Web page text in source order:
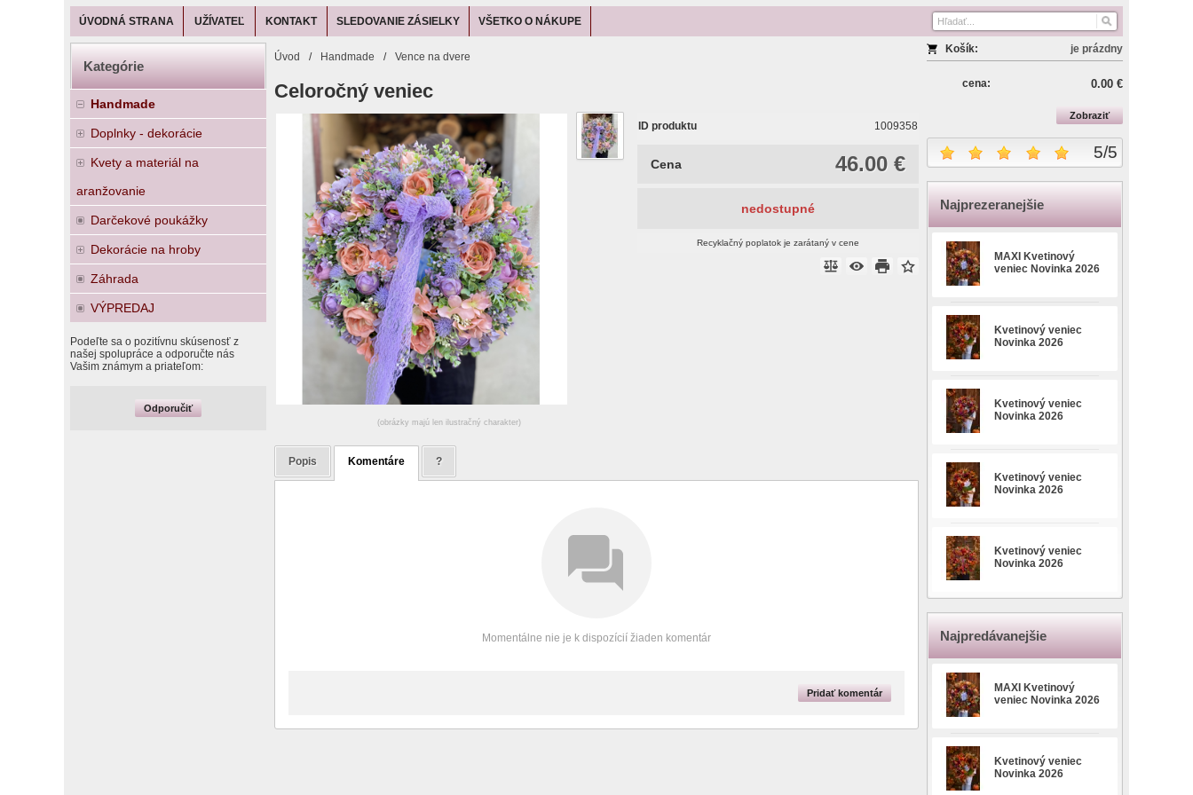
ÚVODNÁ STRANA UŽÍVATEĽ KONTAKT SLEDOVANIE ZÁSIELKY VŠETKO O NÁKUPE
Kategórie
Handmade
Doplnky - dekorácie
Kvety a materiál na
aranžovanie
Darčekové poukážky
Dekorácie na hroby
Záhrada
VÝPREDAJ
Podeľte sa o pozitívnu skúsenosť z
našej spolupráce a odporučte nás
Vašim známym a priateľom:
Odporučiť
Košík: je prázdny
cena: 0.00 €
Zobraziť
5/5
Najprezeranejšie
MAXI Kvetinový
veniec Novinka 2026
Kvetinový veniec
Novinka 2026
Kvetinový veniec
Novinka 2026
Kvetinový veniec
Novinka 2026
Kvetinový veniec
Novinka 2026
Najpredávanejšie
MAXI Kvetinový
veniec Novinka 2026
Kvetinový veniec
Novinka 2026
Úvod / Handmade / Vence na dvere
Celoročný veniec
(obrázky majú len ilustračný charakter)
ID produktu 1009358
46.00 €
Cena
nedostupné
Recyklačný poplatok je zarátaný v cene
Popis Komentáre ?
Momentálne nie je k dispozícií žiaden komentár
Pridať komentár